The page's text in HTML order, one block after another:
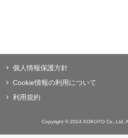
個人情報保護方針
Cookie情報の利用について
利用規約
Copyright © 2024 KOKUYO Co.,Ltd.